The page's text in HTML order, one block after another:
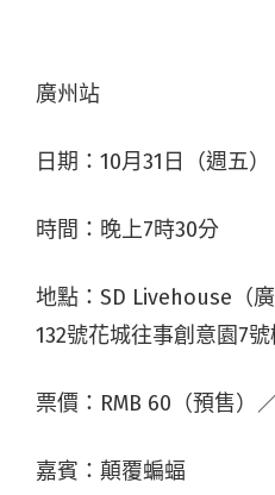
廣州站
日期：10月31日（週五）
時間：晚上7時30分
地點：SD Livehouse（
132號花城往事創意園7號
票價：RMB 60（預售）
嘉賓：顛覆蝙蝠